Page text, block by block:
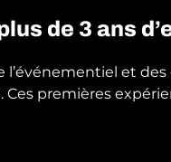
de 3 ans
et des
premières